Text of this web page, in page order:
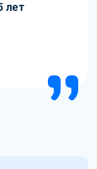
тянет к
за новую
лет